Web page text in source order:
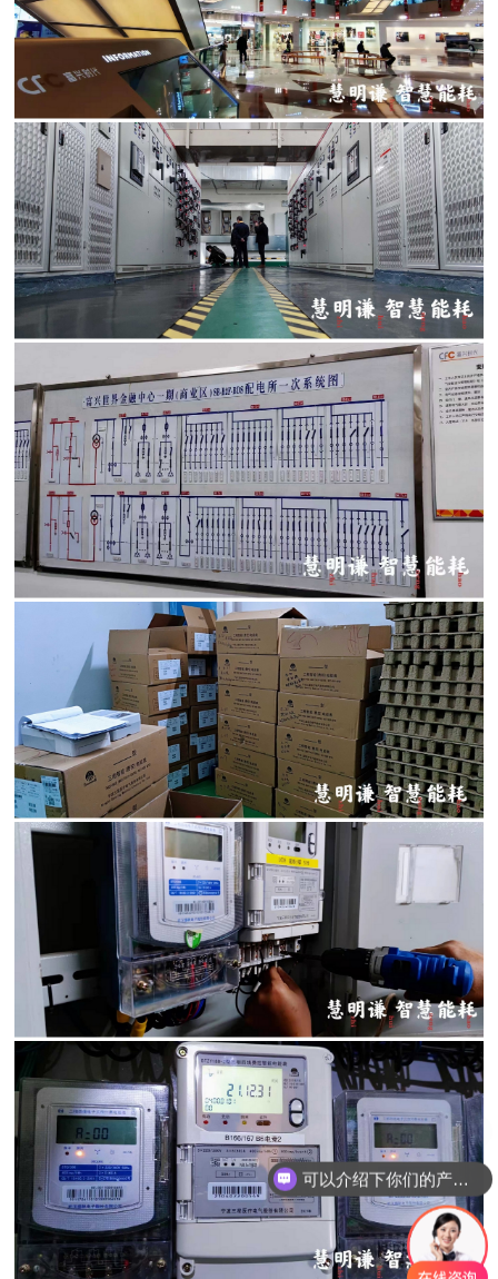
可以介绍下你们的产品么